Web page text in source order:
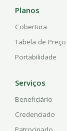
Planos
Cobertura
Tabela de Preço
Portabilidade
Serviços
Beneficiário
Credenciado